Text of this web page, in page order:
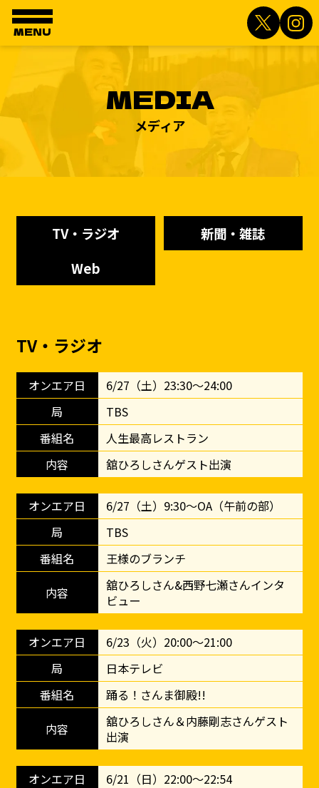
MENU
MEDIA
メディア
TV・ラジオ
新聞・雑誌
Web
TV・ラジオ
6/27（土）23:30〜24:00
TBS
人生最高レストラン
舘ひろしさんゲスト出演
6/27（土）9:30〜OA（午前の部）
TBS
王様のブランチ
舘ひろしさん&西野七瀬さんインタ
ビュー
6/23（火）20:00～21:00
日本テレビ
踊る！さんま御殿!!
舘ひろしさん＆内藤剛志さんゲスト
出演
6/21（日）22:00～22:54